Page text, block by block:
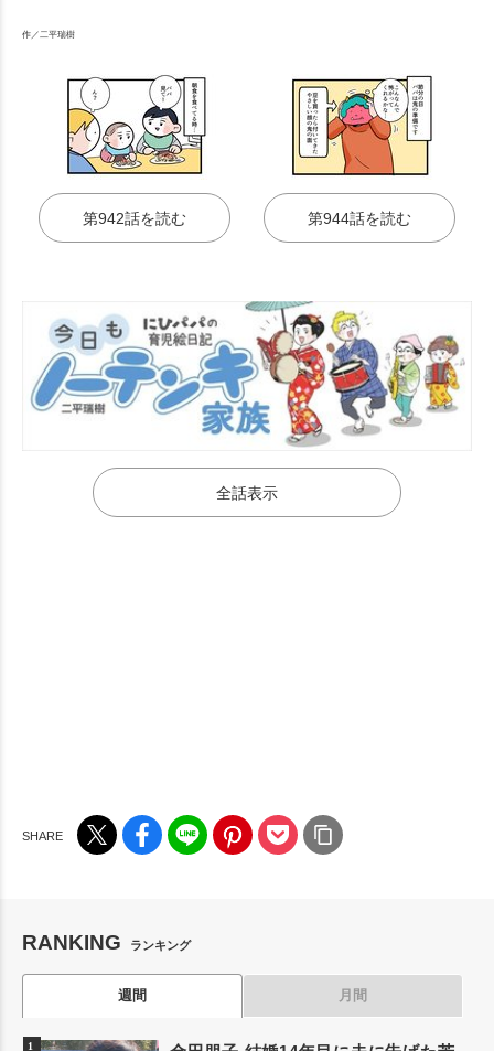
作／二平瑞樹
第942話を読む 第944話を読む
全話表示
RANKING ランキング
週間 月間